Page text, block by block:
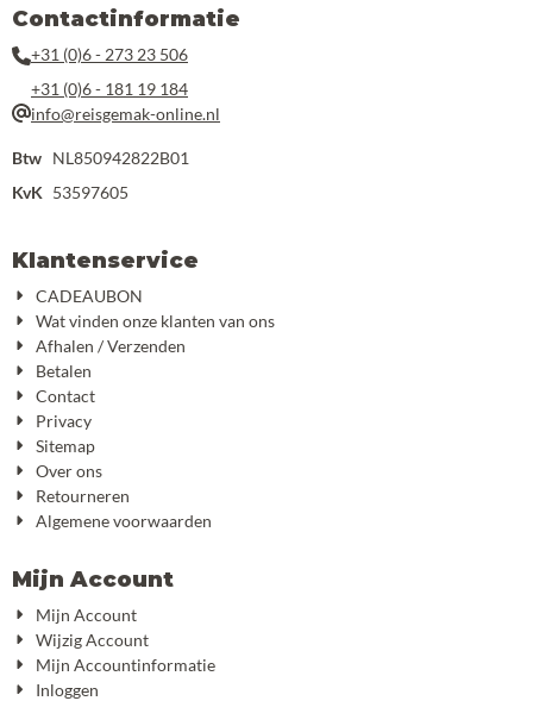
Contactinformatie
+31 (0)6 - 273 23 506
+31 (0)6 - 181 19 184
info@reisgemak-online.nl
Btw NL850942822B01
KvK 53597605
Klantenservice
CADEAUBON
Wat vinden onze klanten van ons
Afhalen / Verzenden
Betalen
Contact
Privacy
Sitemap
Over ons
Retourneren
Algemene voorwaarden
Mijn Account
Mijn Account
Wijzig Account
Mijn Accountinformatie
Inloggen